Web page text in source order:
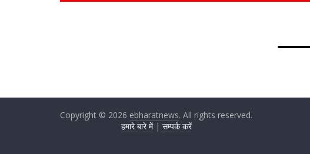
Copyright © 2026 ebharatnews. All rights reserved.
हमारे बारे में| सम्पर्क करें